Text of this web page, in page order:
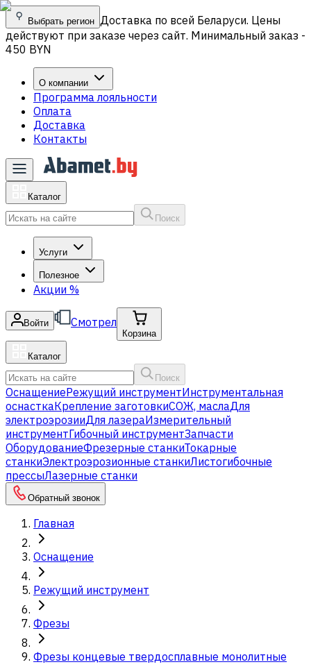
Выбрать регион Доставка по всей Беларуси. Цены
действуют при заказе через сайт. Минимальный заказ -
450 BYN
О компании
Программа лояльности
Оплата
Доставка
Контакты
Каталог
Поиск
Услуги
Полезное
Акции %
Войти Смотрел
Корзина
Каталог
Поиск
ОснащениеРежущий инструментИнструментальная
оснасткаКрепление заготовкиСОЖ, маслаДля
электроэрозииДля лазераИзмерительный
инструментГибочный инструментЗапчасти
ОборудованиеФрезерные станкиТокарные
станкиЭлектроэрозионные станкиЛистогибочные
прессыЛазерные станки
Обратный звонок
Главная
Оснащение
Режущий инструмент
Фрезы
Фрезы концевые твердосплавные монолитные